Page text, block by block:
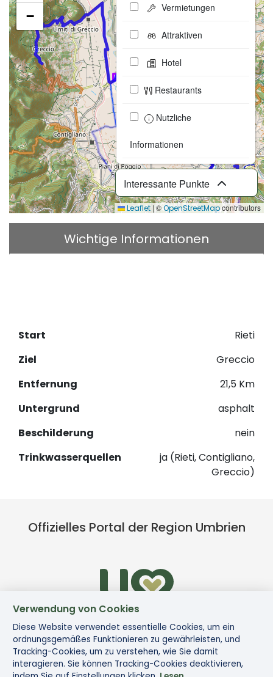
−
Interessante Punkte
Vermietungen
Attraktiven
Hotel
Restaurants
Nutzliche
Informationen
Leaflet |©OpenStreetMapcontributors
Wichtige Informationen
Start
Rieti
Ziel
Greccio
Entfernung
21,5 Km
Untergrund
asphalt
Beschilderung
nein
Trinkwasserquellen
ja (Rieti, Contigliano,
Greccio)
Offizielles Portal der Region Umbrien
Verwendung von Cookies
Diese Website verwendet essentielle Cookies, um ein
ordnungsgemäßes Funktionieren zu gewährleisten, und
Tracking-Cookies, um zu verstehen, wie Sie damit
interagieren. Sie können Tracking-Cookies deaktivieren,